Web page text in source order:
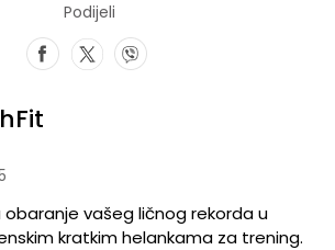
Podijeli
obaranje vašeg ličnog rekorda u
kratkim helankama za trening.